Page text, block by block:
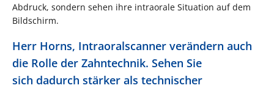
Abdruck, sondern sehen ihre intraorale Situation auf dem
Bildschirm.
Herr Horns, Intraoralscanner verändern auch
die Rolle der Zahntechnik. Sehen Sie
sich dadurch stärker als technischer